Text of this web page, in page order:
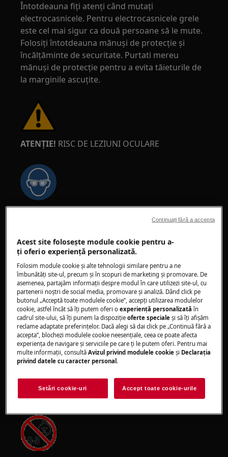
Întotdeauna fiți atenți când mutați
electrocasnicele. Pentru electrocasnicele grele
este cel mai sigur ca două persoane să le mute.
Folosiți întotdeauna mănuși de protecție și
încălțăminte de securitate. Purtati mereu
mănuși de protecție pentru a evita tăieturile de
la marginile ascuțite.
ATENȚIE! RISC DE LEZIUNI OCULARE
lucrări de întreținere sau reparații care implică
arcuri.
ATENȚIE!RISC DE STRIVIRE
lucrări de întreținere sau reparații care implică
Acest site folosește module cookie pentru a-
ţi oferi o experienţă personalizată.
Folosim module cookie și alte tehnologii similare pentru a ne
îmbunătăţi site-ul, precum și în scopuri de marketing și promovare. De
asemenea, partajăm informaţii despre modul în care utilizezi site-ul, cu
partenerii noștri de social media, promovare și analiză. Dând click pe
butonul „Acceptă toate modulele cookie”, accepţi utilizarea modulelor
cookie, astfel încât să îţi putem oferi oexperienţă personalizată în
cadrul site-ului, să îţi punem la dispoziţieoferte speciale și să îţi afișăm
reclame adaptate preferinţelor. Dacă alegi să dai click pe „Continuă fără a
accepta”, blochezi modulele cookie neesenţiale, ceea ce poate afecta
experienţa de navigare și serviciile pe care ţi le putem oferi. Pentru mai
multe informaţii, consultăAvizul privind modulele cookie și Declaraţia
privind datele cu caracter personal .
Setări cookie-uri Accept toate cookie-urile
Continuați fără a accepta